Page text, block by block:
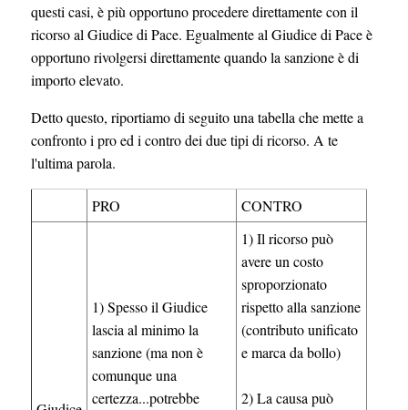
questi casi, è più opportuno procedere direttamente con il
ricorso al Giudice di Pace. Egualmente al Giudice di Pace è
opportuno rivolgersi direttamente quando la sanzione è di
importo elevato.
Detto questo, riportiamo di seguito una tabella che mette a
confronto i pro ed i contro dei due tipi di ricorso. A te
l'ultima parola.
PRO CONTRO
1) Spesso il Giudice
lascia al minimo la
sanzione (ma non è
comunque una
certezza...potrebbe
1) Il ricorso può
avere un costo
sproporzionato
rispetto alla sanzione
(contributo unificato
e marca da bollo)
2) La causa può